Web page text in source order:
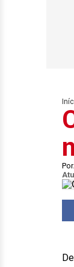
Por